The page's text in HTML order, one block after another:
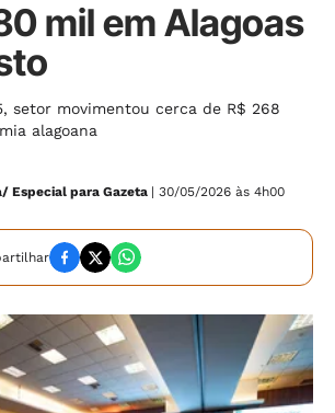
mil em Alagoas
setor movimentou cerca de R$ 268
alagoana
Especial para Gazeta | 30/05/2026 às 4h00